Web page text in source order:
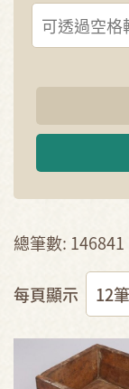
總筆數: 146841
每頁顯示